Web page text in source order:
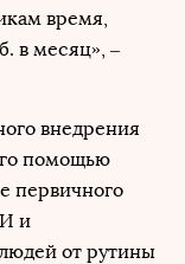
время,
в месяц», –
внедрения
помощью
первичного
и
от рутины